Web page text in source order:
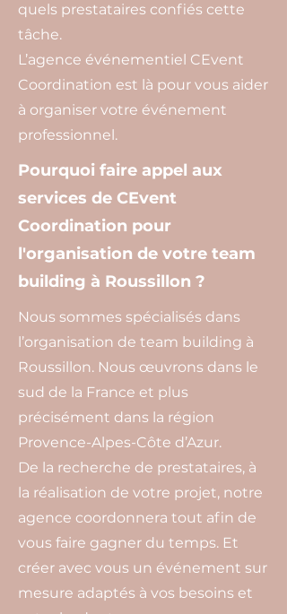
quels prestataires confiés cette
tâche.
L’agence événementiel CEvent
Coordination est là pour vous aider
à organiser votre événement
professionnel.
Pourquoi faire appel aux
services de CEvent
Coordination pour
l'organisation de votre team
building à Roussillon ?
Nous sommes spécialisés dans
l’organisation de team building à
Roussillon. Nous œuvrons dans le
sud de la France et plus
précisément dans la région
Provence-Alpes-Côte d’Azur.
De la recherche de prestataires, à
la réalisation de votre projet, notre
agence coordonnera tout afin de
vous faire gagner du temps. Et
créer avec vous un événement sur
mesure adaptés à vos besoins et